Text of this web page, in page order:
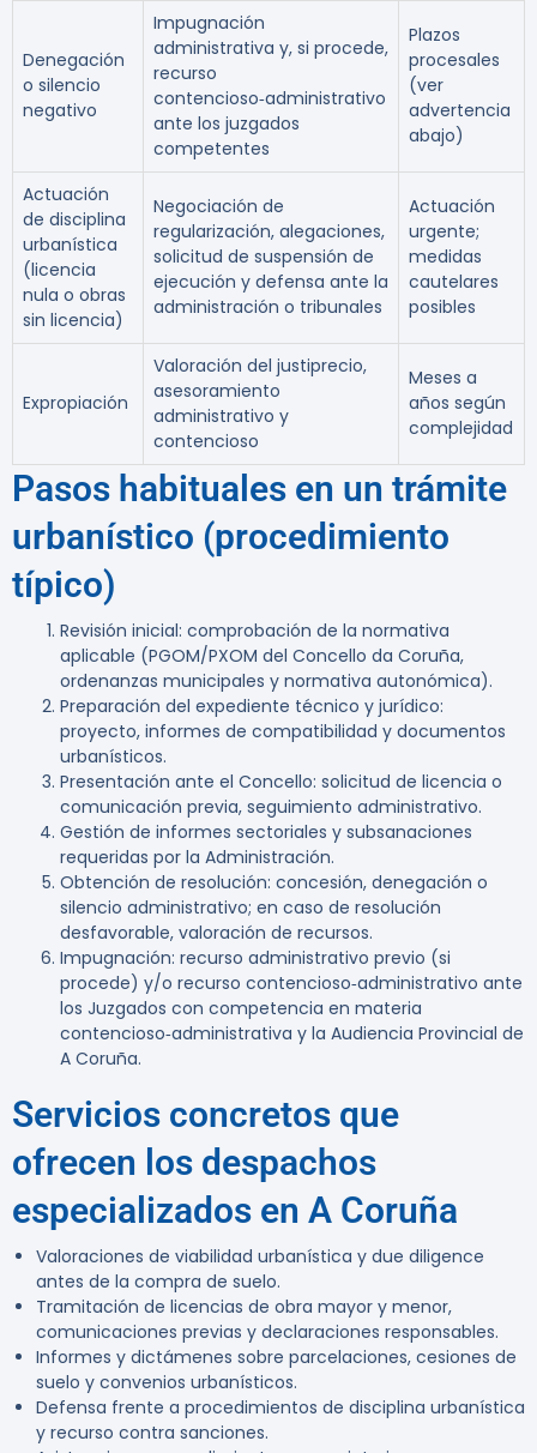
Denegación
o silencio
negativo
Impugnación
administrativa y, si procede,
recurso
contencioso‑administrativo
ante los juzgados
competentes
Plazos
procesales
(ver
advertencia
abajo)
Actuación
de disciplina
urbanística
(licencia
nula o obras
sin licencia)
Negociación de
regularización, alegaciones,
solicitud de suspensión de
ejecución y defensa ante la
administración o tribunales
Actuación
urgente;
medidas
cautelares
posibles
Expropiación
Valoración del justiprecio,
asesoramiento
administrativo y
contencioso
Meses a
años según
complejidad
Pasos habituales en un trámite
urbanístico (procedimiento
típico)
Revisión inicial: comprobación de la normativa
aplicable (PGOM/PXOM del Concello da Coruña,
ordenanzas municipales y normativa autonómica).
Preparación del expediente técnico y jurídico:
proyecto, informes de compatibilidad y documentos
urbanísticos.
Presentación ante el Concello: solicitud de licencia o
comunicación previa, seguimiento administrativo.
Gestión de informes sectoriales y subsanaciones
requeridas por la Administración.
Obtención de resolución: concesión, denegación o
silencio administrativo; en caso de resolución
desfavorable, valoración de recursos.
Impugnación: recurso administrativo previo (si
procede) y/o recurso contencioso‑administrativo ante
los Juzgados con competencia en materia
contencioso‑administrativa y la Audiencia Provincial de
A Coruña.
Servicios concretos que
ofrecen los despachos
especializados en A Coruña
Valoraciones de viabilidad urbanística y due diligence
antes de la compra de suelo.
Tramitación de licencias de obra mayor y menor,
comunicaciones previas y declaraciones responsables.
Informes y dictámenes sobre parcelaciones, cesiones de
suelo y convenios urbanísticos.
Defensa frente a procedimientos de disciplina urbanística
y recurso contra sanciones.